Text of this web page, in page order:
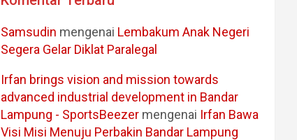
Samsudin mengenai Lembakum Anak Negeri
Segera Gelar Diklat Paralegal
Irfan brings vision and mission towards
advanced industrial development in Bandar
Lampung - SportsBeezer mengenai Irfan Bawa
Visi Misi Menuju Perbakin Bandar Lampung